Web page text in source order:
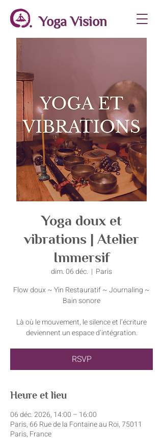
Yoga Vision
Yoga doux et
vibrations | Atelier
Immersif
dim. 06 déc.
  |
Paris
Flow doux ~ Yin Restauratif ~ Journaling ~
Bain sonore
Là où le mouvement, le silence et l’écriture
deviennent un espace d’intégration.
RSVP
Heure et lieu
06 déc. 2026, 14:00 – 16:00
Paris, 66 Rue de la Fontaine au Roi, 75011
Paris, France